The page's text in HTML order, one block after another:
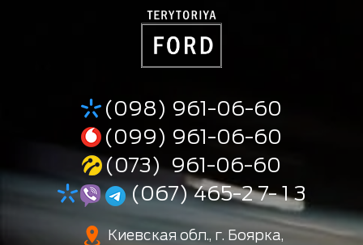
(098) 961-06-60
(099) 961-06-60
(073) 961-06-60
(067) 465-2 7- 1 3
Киевская обл., г. Боярка,